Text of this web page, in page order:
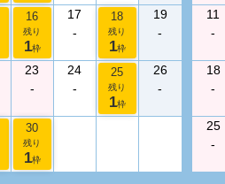
16
残り
1枠
17
-
18
残り
1枠
19
-
23
-
24
-
25
残り
1枠
26
-
30
残り
1枠
11
-
18
-
25
-